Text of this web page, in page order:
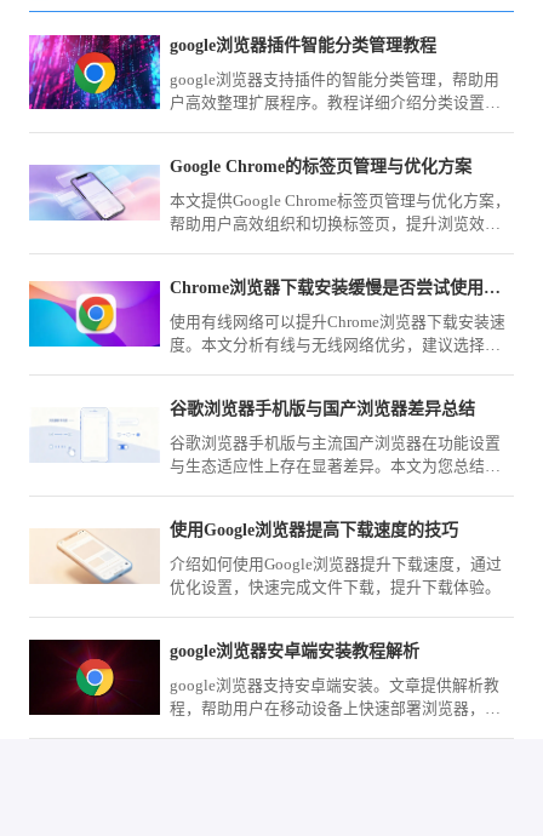
google浏览器插件智能分类管理教程
google浏览器支持插件的智能分类管理，帮助用
户高效整理扩展程序。教程详细介绍分类设置方
Google Chrome的标签页管理与优化方案
本文提供Google Chrome标签页管理与优化方案，
帮助用户高效组织和切换标签页，提升浏览效
Chrome浏览器下载安装缓慢是否尝试使用有线网络
使用有线网络可以提升Chrome浏览器下载安装速
度。本文分析有线与无线网络优劣，建议选择更
谷歌浏览器手机版与国产浏览器差异总结
谷歌浏览器手机版与主流国产浏览器在功能设置
与生态适应性上存在显著差异。本文为您总结核
使用Google浏览器提高下载速度的技巧
介绍如何使用Google浏览器提升下载速度，通过
优化设置，快速完成文件下载，提升下载体验。
google浏览器安卓端安装教程解析
google浏览器支持安卓端安装。文章提供解析教
程，帮助用户在移动设备上快速部署浏览器，提